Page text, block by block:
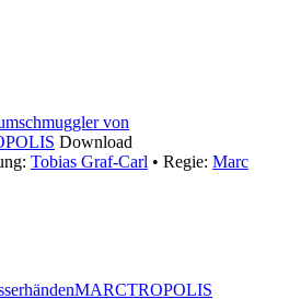
von
Download
Tobias Graf-Carl • Regie: Marc
MARCTROPOLIS